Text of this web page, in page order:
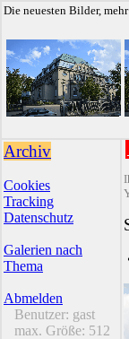
Die neuesten Bilder,
Archiv
Cookies
Tracking
Datenschutz
Galerien nach
Thema
Abmelden
Benutzer: gast
max. Größe: 512